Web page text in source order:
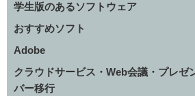
学生版のあるソフトウェア
おすすめソフト
Adobe
クラウドサービス・Web会議・プレゼ
バー移行